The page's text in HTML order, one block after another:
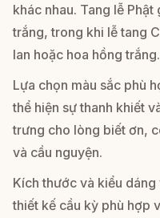
khác nhau. Tang lễ
trắng, trong khi lễ tang
lan hoặc hoa hồng trắng.
Lựa chọn màu sắc phù
thể hiện sự thanh khiết
trưng cho lòng biết ơn,
và cầu nguyện.
Kích thước và kiểu
thiết kế cầu kỳ phù hợp